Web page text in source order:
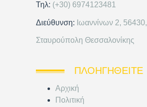
Τηλ: (+30) 6974123481
Διεύθυνση: Ιωαννίνων 2, 56430,
Σταυρούπολη Θεσσαλονίκης
ΠΛΟΗΓΗΘΕΊΤΕ
Αρχική
Πολιτική